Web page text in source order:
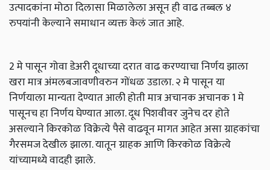
उत्पादकांना मोठा दिलासा मिळालेला असून ही वाढ तब्बल ४
रुपयांनी केल्याने समाधान व्यक्त केलं जात आहे.
2 मे पासून गोवा डेअरी दूधाच्या दरात वाढ करण्याचा निर्णय झाला
खरा मात्र अंमलबजावणीवरुन गोंधळ उडाला. २ मे पासून या
निर्णयाला मान्यता देण्यात आली होती मात्र अचानक अचानक 1 मे
पासूनच हा निर्णय घेण्यात आला. दूध पिशवीवर जुनेच दर होते
असल्याने किरकोळ विक्रेत्ये पैसे वाढवून मागत आहेत असा ग्राहकांचा
गैरसमज देखील झाला. यातून ग्राहक आणि किरकोळ विक्रेत्ये
यांच्यामध्ये वादही झाले.